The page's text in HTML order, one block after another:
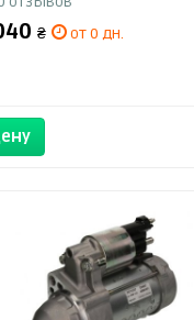
₴
от 0 дн.